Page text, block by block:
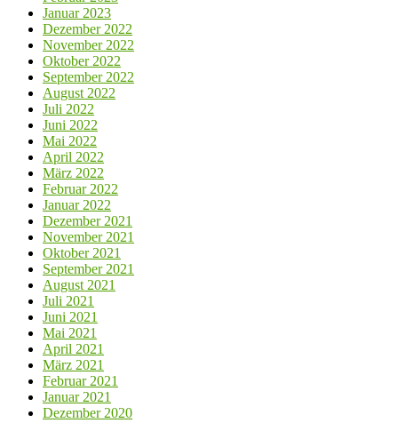
Januar 2023
Dezember 2022
November 2022
Oktober 2022
September 2022
August 2022
Juli 2022
Juni 2022
Mai 2022
April 2022
März 2022
Februar 2022
Januar 2022
Dezember 2021
November 2021
Oktober 2021
September 2021
August 2021
Juli 2021
Juni 2021
Mai 2021
April 2021
März 2021
Februar 2021
Januar 2021
Dezember 2020